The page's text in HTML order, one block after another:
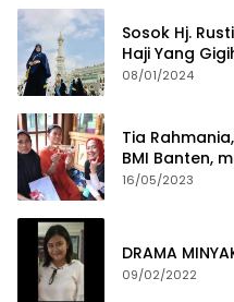
Sosok Hj.
Haji Yang
08/01/2024
Tia
BMI Banten,
Pembuatan
16/05/2023
DRAMA
09/02/2022